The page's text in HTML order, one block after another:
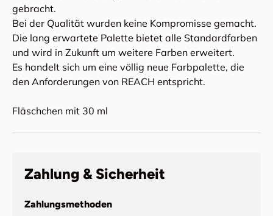
gebracht.
Bei der Qualität wurden keine Kompromisse gemacht.
Die lang erwartete Palette bietet alle Standardfarben
und wird in Zukunft um weitere Farben erweitert.
Es handelt sich um eine völlig neue Farbpalette, die
den Anforderungen von REACH entspricht.
Fläschchen mit 30 ml
Zahlung & Sicherheit
Zahlungsmethoden